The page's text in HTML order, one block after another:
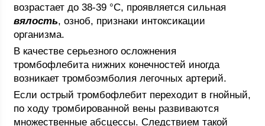
возрастает до 38-39 °С, проявляется сильная
вялость, озноб, признаки интоксикации
организма.
В качестве серьезного осложнения
тромбофлебита нижних конечностей иногда
возникает тромбоэмболия легочных артерий.
Если острый тромбофлебит переходит в гнойный,
по ходу тромбированной вены развиваются
множественные абсцессы. Следствием такой